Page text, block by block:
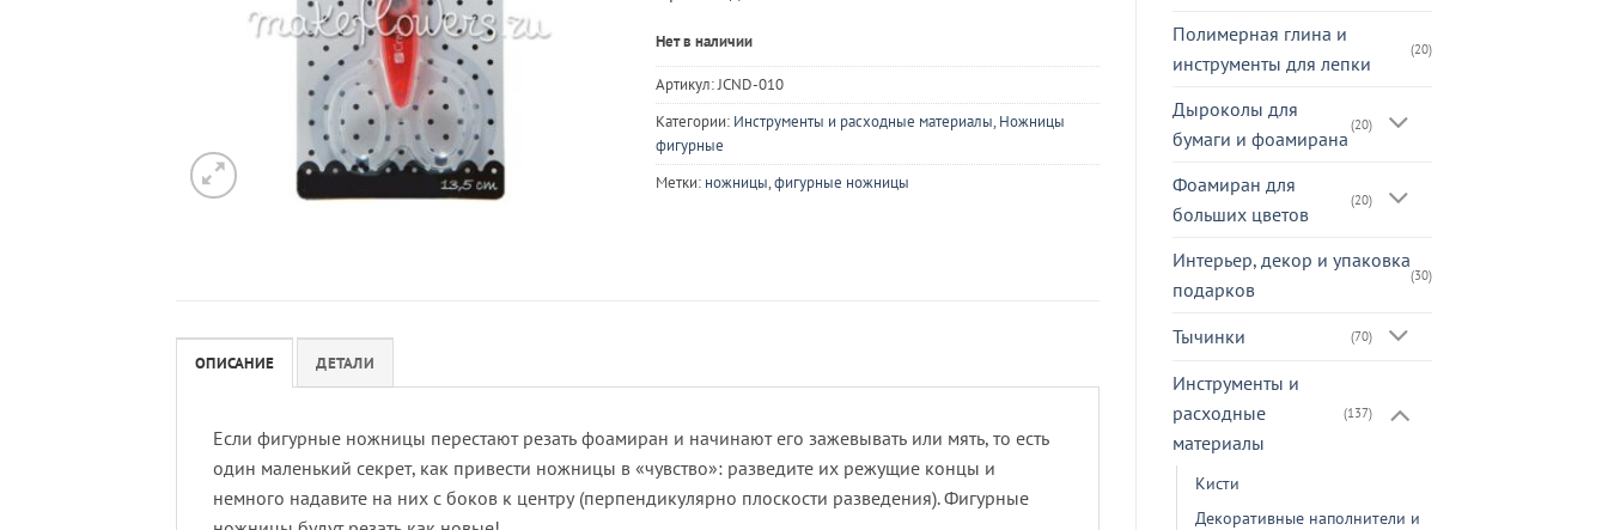
Полимерная глина и
инструменты для лепки
(20)
Дыроколы для
бумаги и фоамирана
(20)
Фоамиран для
больших цветов
(20)
Интерьер, декор и упаковка
подарков
(30)
Тычинки (70)
Инструменты и
расходные
материалы
(137)
Кисти
Декоративные наполнители и
Нет в наличии
Артикул:JCND-010
Категории: Инструменты и расходные материалы,Ножницы
фигурные
Метки: ножницы,фигурные ножницы
ОПИСАНИЕ ДЕТАЛИ
Если фигурные ножницы перестают резать фоамиран и начинают его зажевывать или мять, то есть
один маленький секрет, как привести ножницы в «чувство»: разведите их режущие концы и
немного надавите на них с боков к центру (перпендикулярно плоскости разведения). Фигурные